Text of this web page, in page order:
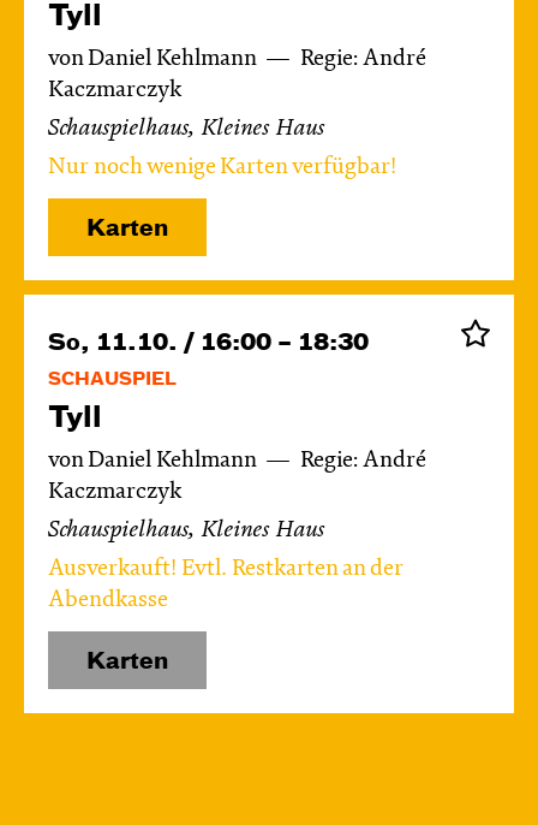
Tyll
von Daniel Kehlmann
Regie: André
Kaczmarczyk
Schauspielhaus, Kleines Haus
Nur noch wenige Karten verfügbar!
Karten
So, 11.10. / 16:00 – 18:30
SCHAUSPIEL
Tyll
von Daniel Kehlmann
Regie: André
Kaczmarczyk
Schauspielhaus, Kleines Haus
Ausverkauft! Evtl. Restkarten an der
Abendkasse
Karten